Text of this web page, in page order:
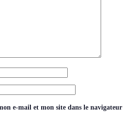
e-mail et mon site dans le navigateur